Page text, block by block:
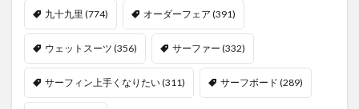
九十九里 (774) オーダーフェア (391)
ウェットスーツ (356) サーファー (332)
サーフィン上手くなりたい(311) サーフボード (289)